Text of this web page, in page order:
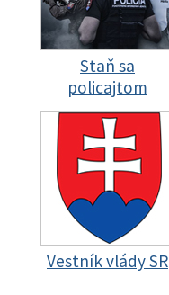
Staň sa
policajtom
Vestník vlády SR